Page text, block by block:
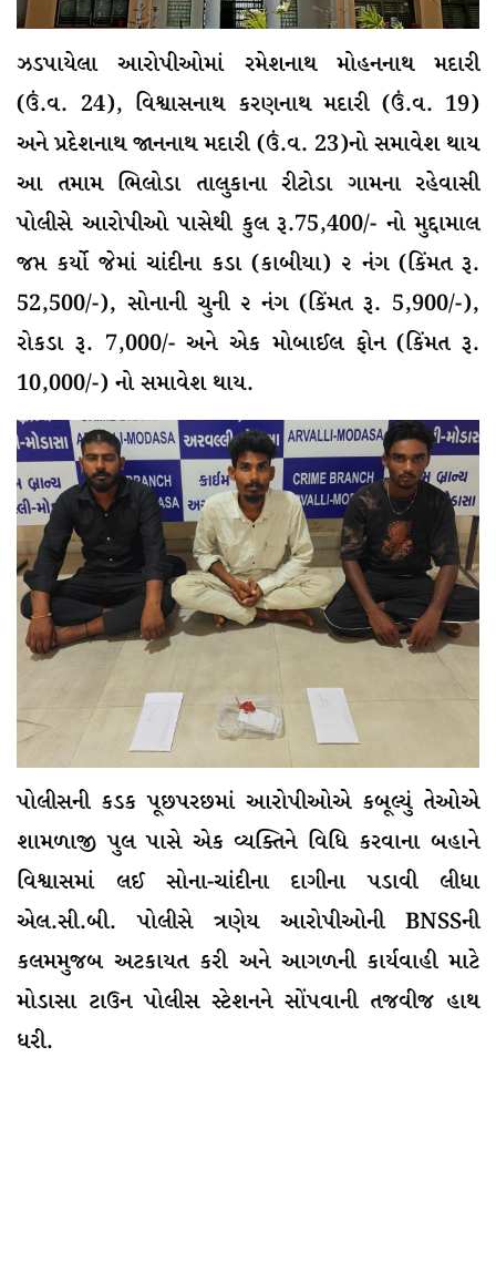
ઝડપાયેલા આરોપીઓમાં રમેશનાથ મોહનનાથ મદારી
(ઉં.વ. 24), વિશ્વાસનાથ કરણનાથ મદારી (ઉં.વ. 19)
અને પ્રદેશનાથ જાનનાથ મદારી (ઉં.વ. 23)નો સમાવેશ થાય
આ તમામ ભિલોડા તાલુકાના રીટોડા ગામના રહેવાસી
પોલીસે આરોપીઓ પાસેથી કુલ રૂ.75,400/- નો મુદ્દામાલ
જપ્ત કર્યો જેમાં ચાંદીના કડા (કાબીયા) ૨ નંગ (કિંમત રૂ.
52,500/-), સોનાની ચુની ૨ નંગ (કિંમત રૂ. 5,900/-),
રોકડા રૂ. 7,000/- અને એક મોબાઈલ ફોન (કિંમત રૂ.
10,000/-) નો સમાવેશ થાય.
પોલીસની કડક પૂછપરછમાં આરોપીઓએ કબૂલ્યું તેઓએ
શામળાજી પુલ પાસે એક વ્યક્તિને વિધિ કરવાના બહાને
વિશ્વાસમાં લઈ સોના-ચાંદીના દાગીના પડાવી લીધા
એલ.સી.બી. પોલીસે ત્રણેય આરોપીઓની BNSSની
કલમમુજબ અટકાયત કરી અને આગળની કાર્યવાહી માટે
મોડાસા ટાઉન પોલીસ સ્ટેશનને સોંપવાની તજવીજ હાથ
ધરી.